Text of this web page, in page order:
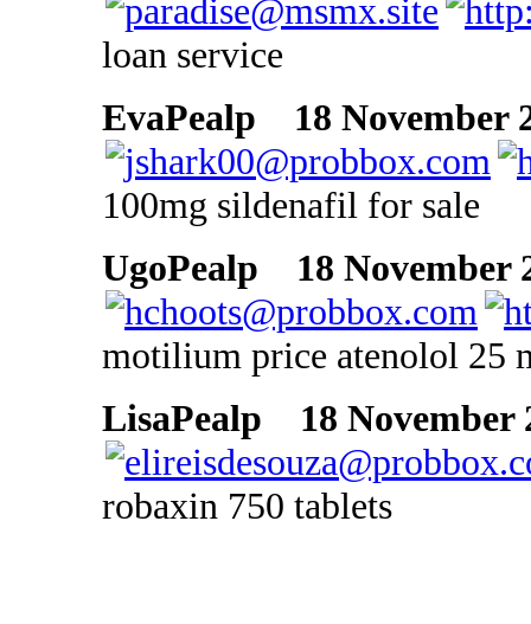
loan service
EvaPealp
18 November
100mg sildenafil for sale
UgoPealp
18 November
motilium price atenolol 25
LisaPealp
18 November
robaxin 750 tablets